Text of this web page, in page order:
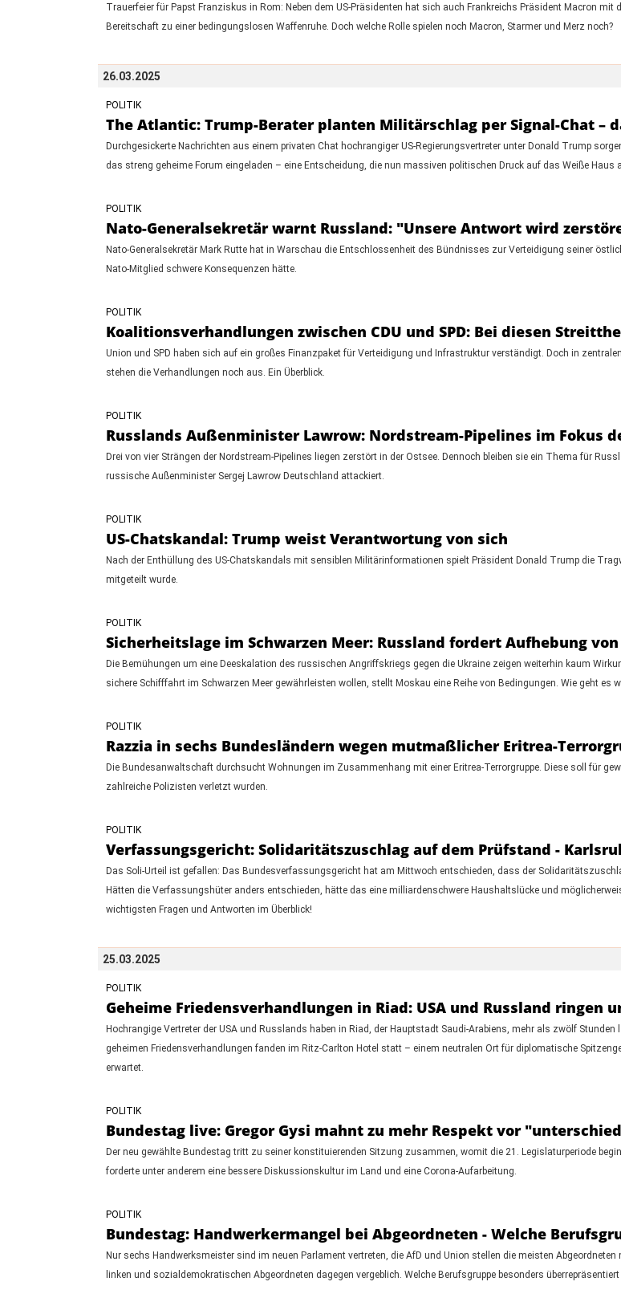
Trauerfeier für Papst Franziskus in Rom: Neben dem US-Präsidenten hat sich auch Frankreichs Präsident Macron
Bereitschaft zu einer bedingungslosen Waffenruhe. Doch welche Rolle spielen noch Macron, Starmer und Merz noch?
26.03.2025
POLITIK
The Atlantic: Trump-Berater planten Militärschlag per Signal-Chat –
Durchgesickerte Nachrichten aus einem privaten Chat hochrangiger US-Regierungsvertreter unter Donald Trump
das streng geheime Forum eingeladen – eine Entscheidung, die nun massiven politischen Druck auf das Weiße
POLITIK
Nato-Generalsekretär warnt Russland: "Unsere Antwort wird
Nato-Generalsekretär Mark Rutte hat in Warschau die Entschlossenheit des Bündnisses zur Verteidigung seiner
Nato-Mitglied schwere Konsequenzen hätte.
POLITIK
Koalitionsverhandlungen zwischen CDU und SPD: Bei diesen
Union und SPD haben sich auf ein großes Finanzpaket für Verteidigung und Infrastruktur verständigt. Doch in
stehen die Verhandlungen noch aus. Ein Überblick.
POLITIK
Russlands Außenminister Lawrow: Nordstream-Pipelines im Fokus
Drei von vier Strängen der Nordstream-Pipelines liegen zerstört in der Ostsee. Dennoch bleiben sie ein Thema für
russische Außenminister Sergej Lawrow Deutschland attackiert.
POLITIK
US-Chatskandal: Trump weist Verantwortung von sich
Nach der Enthüllung des US-Chatskandals mit sensiblen Militärinformationen spielt Präsident Donald Trump die
mitgeteilt wurde.
POLITIK
Sicherheitslage im Schwarzen Meer: Russland fordert Aufhebung
Die Bemühungen um eine Deeskalation des russischen Angriffskriegs gegen die Ukraine zeigen weiterhin kaum
sichere Schifffahrt im Schwarzen Meer gewährleisten wollen, stellt Moskau eine Reihe von Bedingungen. Wie geht es
POLITIK
Razzia in sechs Bundesländern wegen mutmaßlicher Eritrea-
Die Bundesanwaltschaft durchsucht Wohnungen im Zusammenhang mit einer Eritrea-Terrorgruppe. Diese soll für
zahlreiche Polizisten verletzt wurden.
POLITIK
Verfassungsgericht: Solidaritätszuschlag auf dem Prüfstand -
Das Soli-Urteil ist gefallen: Das Bundesverfassungsgericht hat am Mittwoch entschieden, dass der
Hätten die Verfassungshüter anders entschieden, hätte das eine milliardenschwere Haushaltslücke und
wichtigsten Fragen und Antworten im Überblick!
25.03.2025
POLITIK
Geheime Friedensverhandlungen in Riad: USA und Russland ringen
Hochrangige Vertreter der USA und Russlands haben in Riad, der Hauptstadt Saudi-Arabiens, mehr als zwölf
geheimen Friedensverhandlungen fanden im Ritz-Carlton Hotel statt – einem neutralen Ort für diplomatische
erwartet.
POLITIK
Bundestag live: Gregor Gysi mahnt zu mehr Respekt vor
Der neu gewählte Bundestag tritt zu seiner konstituierenden Sitzung zusammen, womit die 21. Legislaturperiode
forderte unter anderem eine bessere Diskussionskultur im Land und eine Corona-Aufarbeitung.
POLITIK
Bundestag: Handwerkermangel bei Abgeordneten - Welche
Nur sechs Handwerksmeister sind im neuen Parlament vertreten, die AfD und Union stellen die meisten
linken und sozialdemokratischen Abgeordneten dagegen vergeblich. Welche Berufsgruppe besonders